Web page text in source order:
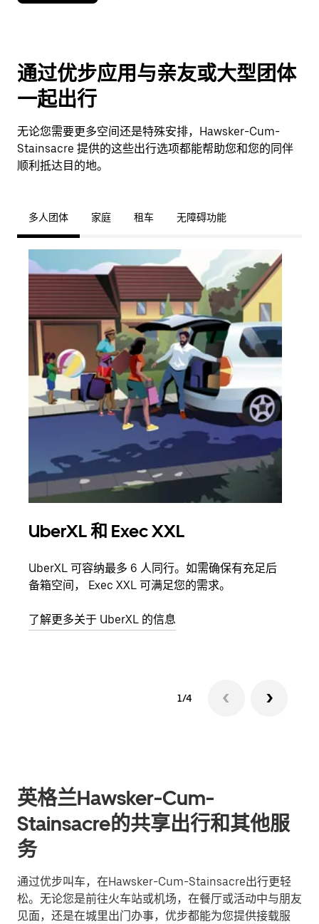
通过优步应用与亲友或大型团体
一起出行
无论您需要更多空间还是特殊安排，Hawsker-Cum-
Stainsacre 提供的这些出行选项都能帮助您和您的同伴
顺利抵达目的地。
多人团体 家庭 租车 无障碍功能
UberXL 和 Exec XXL
UberXL 可容纳最多 6 人同行。如需确保有充足后
备箱空间， Exec XXL 可满足您的需求。
了解更多关于 UberXL 的信息
1/4
英格兰Hawsker-Cum-
Stainsacre的共享出行和其他服
务
通过优步叫车，在Hawsker-Cum-Stainsacre出行更轻
松。无论您是前往火车站或机场，在餐厅或活动中与朋友
见面，还是在城里出门办事，优步都能为您提供接载服